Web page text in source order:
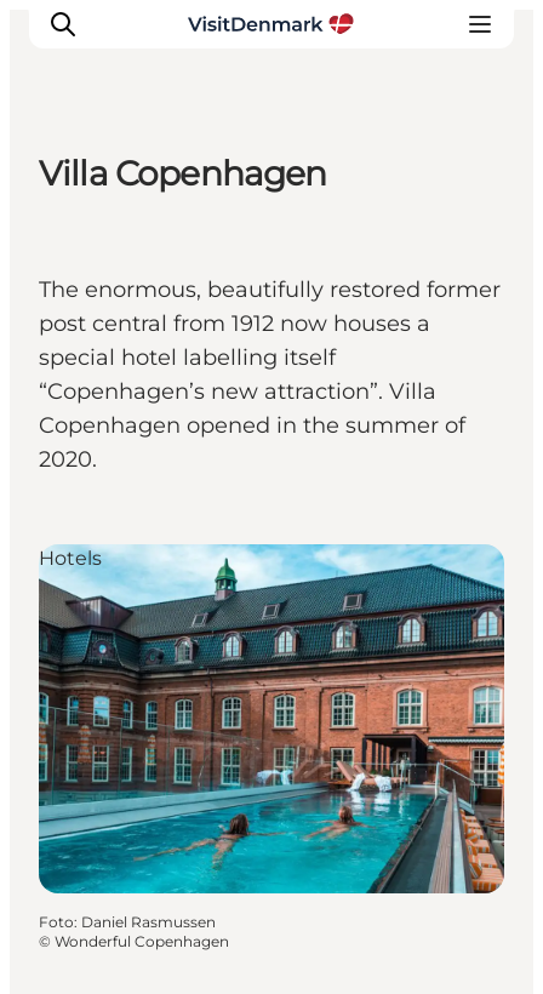
Wat te doen
Accommodaties
Plan je reis
Villa Copenhagen
The enormous, beautifully restored former
post central from 1912 now houses a
special hotel labelling itself
“Copenhagen’s new attraction”. Villa
Copenhagen opened in the summer of
2020.
Hotels
Foto: Daniel Rasmussen
© Wonderful Copenhagen